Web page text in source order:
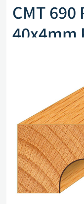
CMT
40x4mm
Beskrivelse